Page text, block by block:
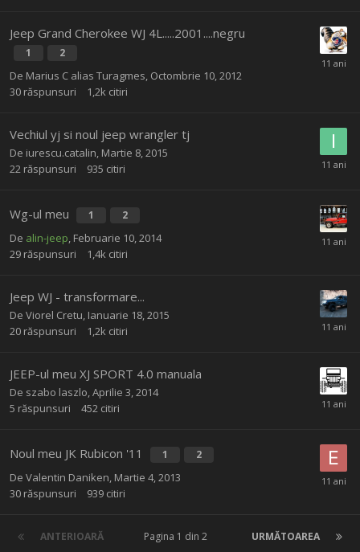
Jeep Grand Cherokee WJ 4L.....2001....negru
1 2
De Marius C alias Turagmes Octombrie 10, 2012
30 răspunsuri 1,2k citiri
Vechiul yj si noul jeep wrangler tj
De iurescu.catalin Martie 8, 2015
22 răspunsuri 935 citiri
Wg-ul meu 1 2
De alin-jeep Februarie 10, 2014
29 răspunsuri 1,4k citiri
Jeep WJ - transformare...
De Viorel Cretu Ianuarie 18, 2015
20 răspunsuri 1,2k citiri
JEEP-ul meu XJ SPORT 4.0 manuala
De szabo laszlo Aprilie 3, 2014
5 răspunsuri 452 citiri
Noul meu JK Rubicon '11 1 2
De Valentin Daniken Martie 4, 2013
30 răspunsuri 939 citiri
ANTERIOARĂ URMĂTOAREA
Pagina 1 din 2